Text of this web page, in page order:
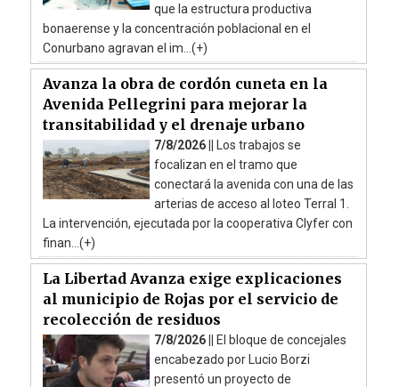
que la estructura productiva
bonaerense y la concentración poblacional en el
Conurbano agravan el im...(+)
Avanza la obra de cordón cuneta en la
Avenida Pellegrini para mejorar la
transitabilidad y el drenaje urbano
7/8/2026 || Los trabajos se
focalizan en el tramo que
conectará la avenida con una de las
arterias de acceso al loteo Terral 1.
La intervención, ejecutada por la cooperativa Clyfer con
finan...(+)
La Libertad Avanza exige explicaciones
al municipio de Rojas por el servicio de
recolección de residuos
7/8/2026 || El bloque de concejales
encabezado por Lucio Borzi
presentó un proyecto de